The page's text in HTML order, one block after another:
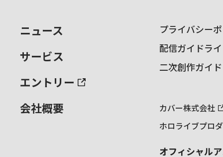
ニュース
サービス
エントリー
会社概要
プライバシー
配信ガイドラ
二次創作ガイ
カバー株式会社
ホロライブプロ
オフィシャル